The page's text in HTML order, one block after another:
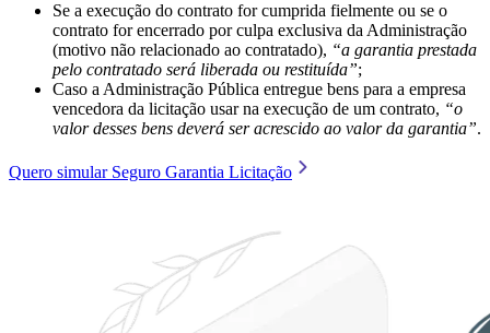
Se a execução do contrato for cumprida fielmente ou se o
contrato for encerrado por culpa exclusiva da Administração
(motivo não relacionado ao contratado), “a garantia prestada
pelo contratado será liberada ou restituída”;
Caso a Administração Pública entregue bens para a empresa
vencedora da licitação usar na execução de um contrato, “o
valor desses bens deverá ser acrescido ao valor da garantia”.
Quero simular Seguro Garantia Licitação